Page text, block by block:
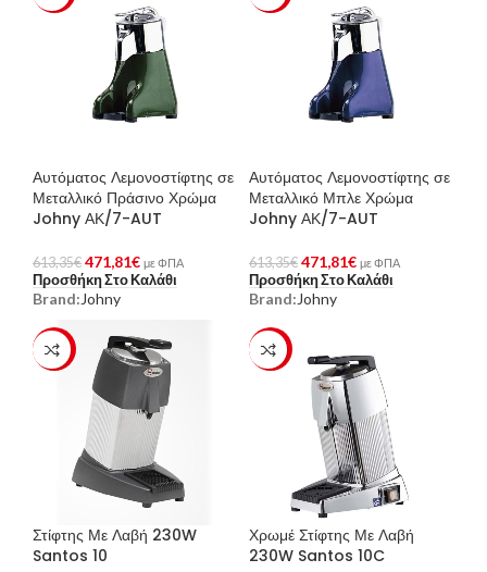
Αυτόματος Λεμονοστίφτης σε
Μεταλλικό Πράσινο Χρώμα
Johny ΑΚ/7-AUT
613,35€ 471,81€ με ΦΠΑ
Προσθήκη Στο Καλάθι
Brand: Johny
Αυτόματος Λεμονοστίφτης σε
Μεταλλικό Μπλε Χρώμα
Johny ΑΚ/7-AUT
613,35€ 471,81€ με ΦΠΑ
Προσθήκη Στο Καλάθι
Brand: Johny
-23%
Στίφτης Με Λαβή 230W
Santos 10
-23%
Χρωμέ Στίφτης Με Λαβή
230W Santos 10C